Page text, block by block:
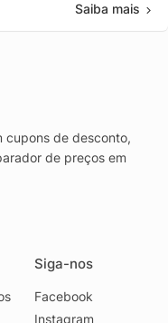
Saiba mais
cupons de desconto,
de preços em
Siga-nos
Facebook
Instagram